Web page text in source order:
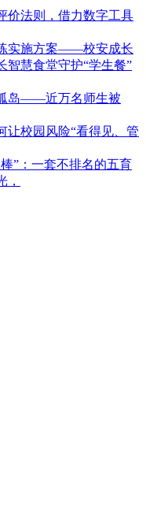
价法则，借力数字工具
实施方案——校安成长
智慧食堂守护“学生餐”
岛——近万名师生被
让校园风险“看得见、管
”：一套不排名的五育
，